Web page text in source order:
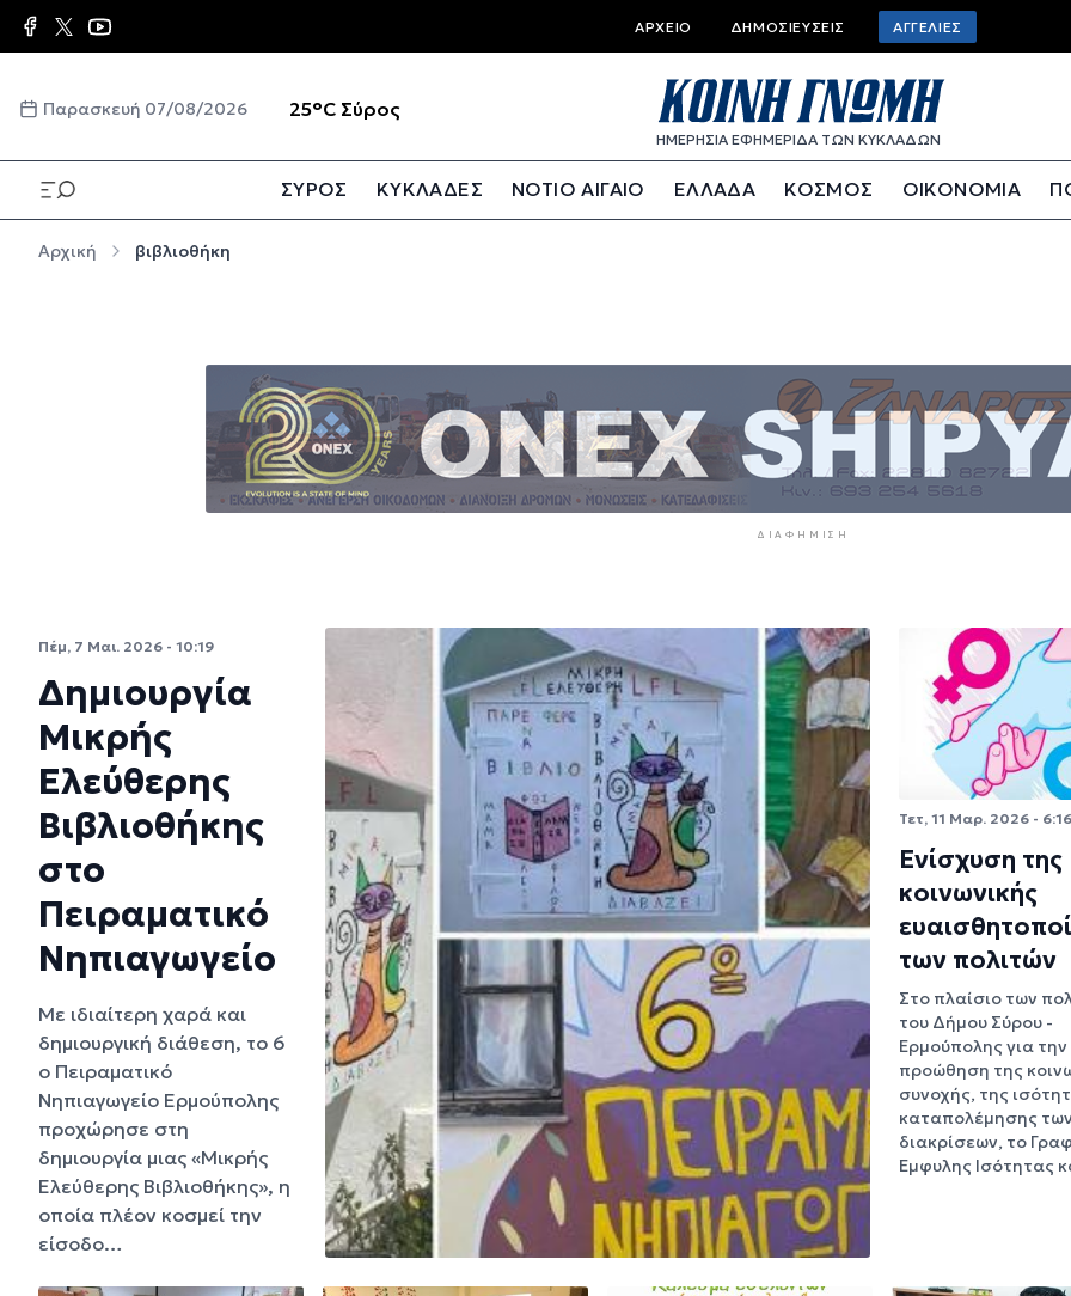
Παράκαμψη προς το κυρίως περιεχόμενο Top bar menu
ΑΡΧΕΊΟ ΔΗΜΟΣΙΕΎΣΕΙΣ ΑΓΓΕΛΊΕΣ
Παρασκευή 07/08/2026 25°C Σύρος
ΗΜΕΡΗΣΙΑ ΕΦΗΜΕΡΙΔΑ ΤΩΝ ΚΥΚΛΑΔΩΝ
ΣΥΡΟΣ ΚΥΚΛΑΔΕΣ ΝΟΤΙΟ ΑΙΓΑΙΟ ΕΛΛΑΔΑ ΚΟΣΜΟΣ ΟΙΚΟΝΟΜΙΑ
Αρχική βιβλιοθήκη
ΔΙΑΦΉΜΙΣΗ
Πέμ, 7 Μαι. 2026 - 10:19
Δημιουργία
Μικρής
Ελεύθερης
Βιβλιοθήκης
στο
Πειραματικό
Νηπιαγωγείο
Με ιδιαίτερη χαρά και
δημιουργική διάθεση, το 6
ο Πειραματικό
Νηπιαγωγείο Ερμούπολης
προχώρησε στη
δημιουργία μιας «Μικρής
Ελεύθερης Βιβλιοθήκης», η
οποία πλέον κοσμεί την
είσοδο…
Τετ, 11 Μαρ. 2026 - 6:16
Ενίσχυση της
κοινωνικής
των πολιτών
Στο πλαίσιο των
του Δήμου Σύρου -
Ερμούπολης για την
προώθηση της
συνοχής, της
καταπολέμησης των
διακρίσεων, το
Έμφυλης Ισότητας